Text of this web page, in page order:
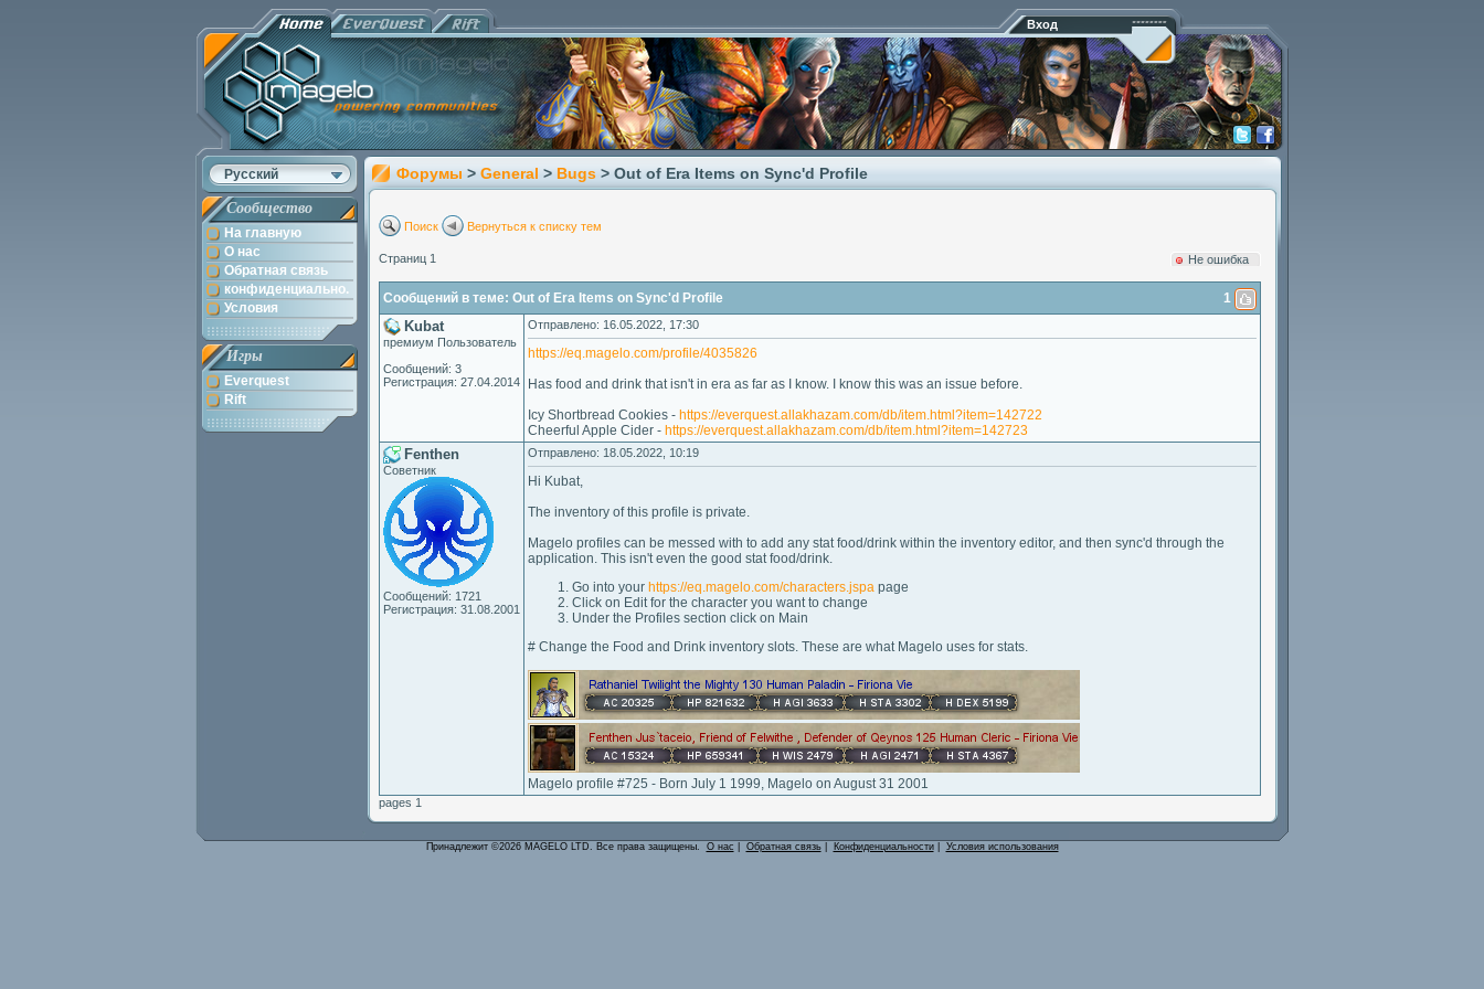
Вход
Русский
Сообщество
На главную
О нас
Обратная связь
конфиденциально.
Условия
Игры
Everquest
Rift
Форумы > General > Bugs > Out of Era Items on Sync'd Profile
Поиск Вернуться к списку тем
Страниц 1 Hе ошибка
Сообщений в теме: Out of Era Items on Sync'd Profile 1
Kubat
премиум Пользователь
Сообщений: 3
Регистрация: 27.04.2014
Отправлено: 16.05.2022, 17:30
https://eq.magelo.com/profile/4035826
Has food and drink that isn't in era as far as I know. I know this was an issue before.
Icy Shortbread Cookies - https://everquest.allakhazam.com/db/item.html?item=142722
Cheerful Apple Cider - https://everquest.allakhazam.com/db/item.html?item=142723
Fenthen
Советник
Сообщений: 1721
Регистрация: 31.08.2001
Отправлено: 18.05.2022, 10:19
Hi Kubat,
The inventory of this profile is private.
Magelo profiles can be messed with to add any stat food/drink within the inventory editor, and then sync'd through the
application. This isn't even the good stat food/drink.
Go into your https://eq.magelo.com/characters.jspa page
Click on Edit for the character you want to change
Under the Profiles section click on Main
# Change the Food and Drink inventory slots. These are what Magelo uses for stats.
Magelo profile #725 - Born July 1 1999, Magelo on August 31 2001
pages 1
Принадлежит ©2026 MAGELO LTD. Все права защищены. О нас Обратная связь| Конфиденциальности| Условия использования